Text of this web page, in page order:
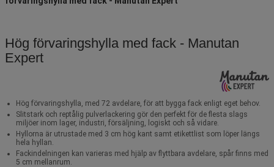
Hög förvaringshylla med fack - Manutan
Expert
Hög förvaringshylla, med 72 avdelare, för att bygga fack enligt eget behov.
Slitstark och reptålig pulverlackering gör den perfekt för de flesta slags
miljöer inom lager, industri, försäljning, logiskt och så vidare.
Hyllorna är utrustade med 3 cm hög kant samt etikettlist som löper längs
hela hyllan.
Fackindelningen kan varieras med hjälp av flyttbara avdelare, spår finns med
5 cm mellanrum.